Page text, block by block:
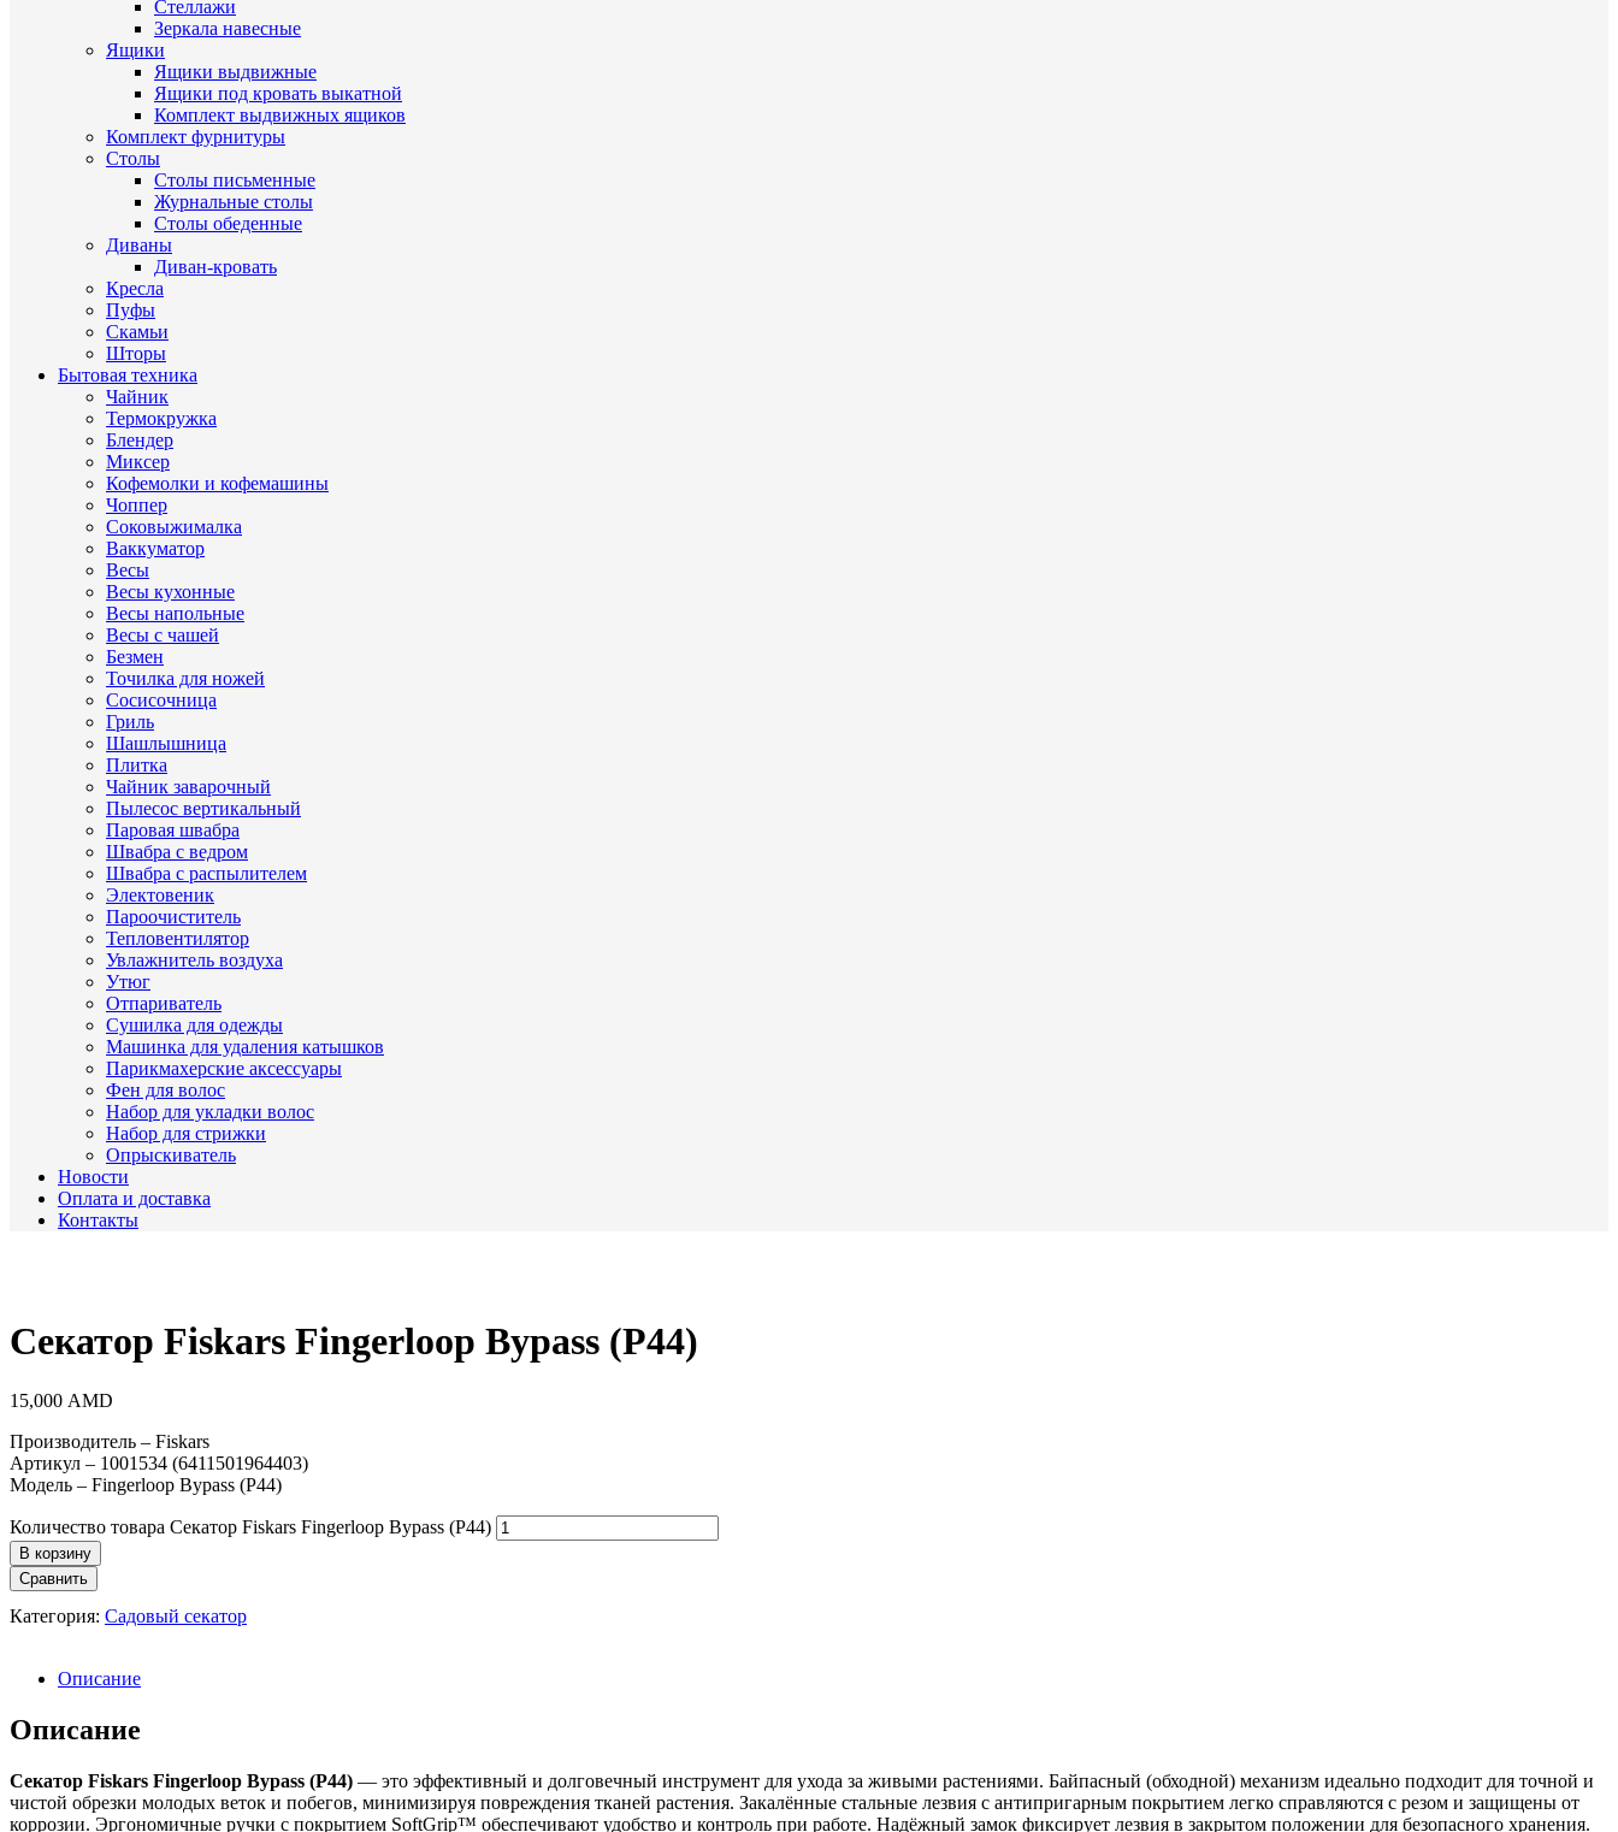
Стеллажи
Зеркала навесные
Ящики
Ящики выдвижные
Ящики под кровать выкатной
Комплект выдвижных ящиков
Комплект фурнитуры
Столы
Столы письменные
Журнальные cтолы
Столы обеденные
Диваны
Диван-кровать
Кресла
Пуфы
Скамьи
Шторы
Бытовая техника
Чайник
Термокружка
Блендер
Миксер
Кофемолки и кофемашины
Чоппер
Соковыжималка
Ваккуматор
Весы
Весы кухонные
Весы напольные
Весы с чашей
Безмен
Точилка для ножей
Сосисочница
Гриль
Шашлышница
Плитка
Чайник заварочный
Пылесос вертикальный
Паровая швабра
Швабра с ведром
Швабра с распылителем
Электовеник
Пароочиститель
Тепловентилятор
Увлажнитель воздуха
Утюг
Отпариватель
Сушилка для одежды
Машинка для удаления катышков
Парикмахерские аксессуары
Фен для волос
Набор для укладки волос
Набор для стрижки
Опрыскиватель
Новости
Оплата и доставка
Контакты
Секатор Fiskars Fingerloop Bypass (P44)
15,000 AMD
Производитель – Fiskars
Артикул – 1001534 (6411501964403)
Модель – Fingerloop Bypass (P44)
Количество товара Секатор Fiskars Fingerloop Bypass (P44)
В корзину
Сравнить
Категория: Садовый секатор
Описание
Описание
Секатор Fiskars Fingerloop Bypass (P44) — это эффективный и долговечный инструмент для ухода за живыми растениями. Байпасный (обходной) механизм идеально подходит для точной и
чистой обрезки молодых веток и побегов, минимизируя повреждения тканей растения. Закалённые стальные лезвия с антипригарным покрытием легко справляются с резом и защищены от
коррозии. Эргономичные ручки с покрытием SoftGrip™ обеспечивают удобство и контроль при работе. Надёжный замок фиксирует лезвия в закрытом положении для безопасного хранения.